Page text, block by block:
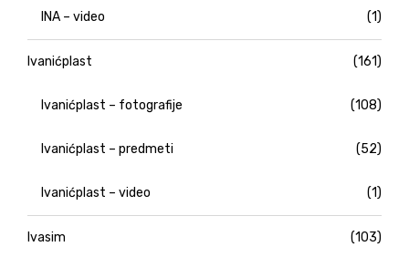
INA – video (1)
Ivanićplast (161)
Ivanićplast – fotografije (108)
Ivanićplast – predmeti (52)
Ivanićplast – video (1)
Ivasim (103)